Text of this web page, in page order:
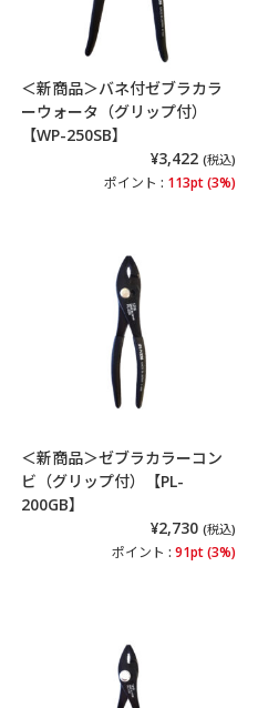
＜新商品＞バネ付ゼブラカラ
ーウォータ（グリップ付）
【WP-250SB】
¥3,422 (税込)
ポイント : 113pt (3%)
＜新商品＞ゼブラカラーコン
ビ（グリップ付）【PL-
200GB】
¥2,730 (税込)
ポイント : 91pt (3%)